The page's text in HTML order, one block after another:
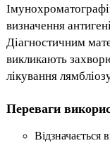
визначення
Діагностичним
викликають
лікування
Переваги
Відзначається